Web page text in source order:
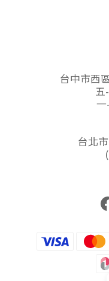
台中市西
五
一
台北